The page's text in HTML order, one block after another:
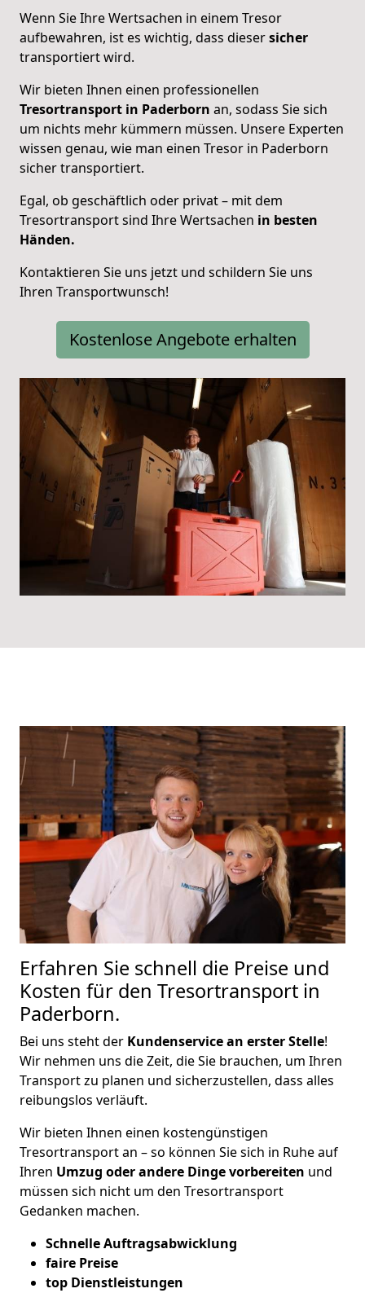
Wenn Sie Ihre Wertsachen in einem Tresor
aufbewahren, ist es wichtig, dass diesersicher
transportiert wird.
Wir bieten Ihnen einen professionellen
Tresortransport in Paderborn an, sodass Sie sich
um nichts mehr kümmern müssen. Unsere Experten
wissen genau, wie man einen Tresor in Paderborn
sicher transportiert.
Egal, ob geschäftlich oder privat – mit dem
Tresortransport sind Ihre Wertsachen in besten
Händen.
Kontaktieren Sie uns jetzt und schildern Sie uns
Ihren Transportwunsch!
Kostenlose Angebote erhalten
Erfahren Sie schnell die Preise und
Kosten für den Tresortransport in
Paderborn.
Bei uns steht der Kundenservice an erster Stelle!
Wir nehmen uns die Zeit, die Sie brauchen, um Ihren
Transport zu planen und sicherzustellen, dass alles
reibungslos verläuft.
Wir bieten Ihnen einen kostengünstigen
Tresortransport an – so können Sie sich in Ruhe auf
Ihren Umzug oder andere Dinge vorbereiten und
müssen sich nicht um den Tresortransport
Gedanken machen.
Schnelle Auftragsabwicklung
faire Preise
top Dienstleistungen